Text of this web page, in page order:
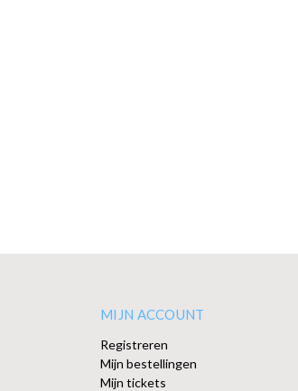
MIJN ACCOUNT
Registreren
Mijn bestellingen
Mijn tickets